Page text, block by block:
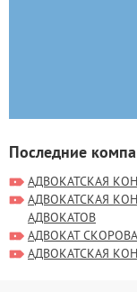
Последние
АДВОКАТСКАЯ
АДВОКАТСКАЯ
АДВОКАТОВ
АДВОКАТ
АДВОКАТСКАЯ